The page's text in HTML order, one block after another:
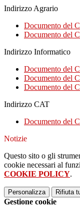
Indirizzo Agrario
Documento del
Documento del
Indirizzo Informatico
Documento del
Documento del
Documento del
Indirizzo CAT
Documento del
Notizie
Questo sito o gli
cookie necessari al
COOKIE POLICY.
Personalizza Rifiuta
Gestione cookie